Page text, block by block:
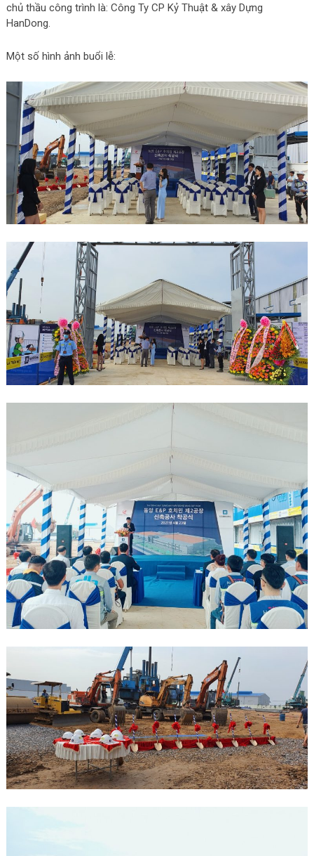
chủ thầu công trình là: Công Ty CP Kỷ Thuật & xây Dựng
HanDong.
Một số hình ảnh buổi lễ: